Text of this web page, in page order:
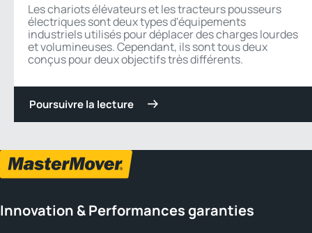
Les chariots élévateurs et les tracteurs pousseurs
électriques sont deux types d'équipements
industriels utilisés pour déplacer des charges lourdes
et volumineuses. Cependant, ils sont tous deux
conçus pour deux objectifs très différents.
Poursuivre la lecture
Innovation & Performances garanties